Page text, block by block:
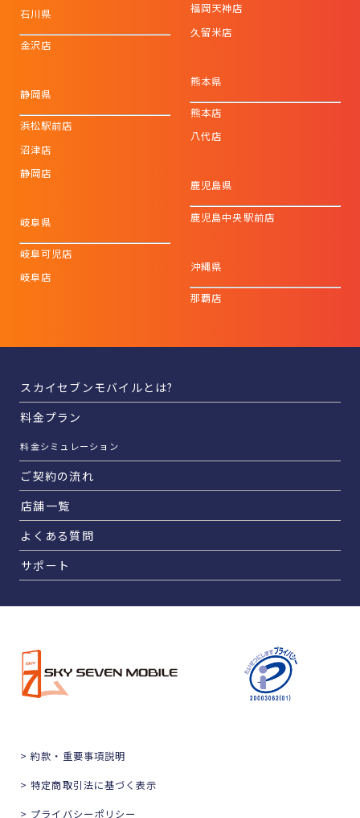
石川県
金沢店
静岡県
浜松駅前店
沼津店
静岡店
岐阜県
岐阜可児店
岐阜店
福岡天神店
久留米店
熊本県
熊本店
八代店
鹿児島県
鹿児島中央駅前店
沖縄県
那覇店
スカイセブンモバイルとは?
料金プラン
料金シミュレーション
ご契約の流れ
店舗一覧
よくある質問
サポート
> 約款・重要事項説明
> 特定商取引法に基づく表示
> プライバシーポリシー